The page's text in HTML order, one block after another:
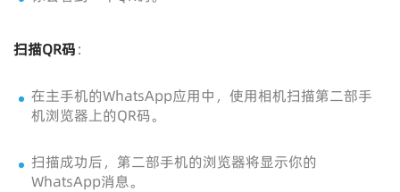
扫描QR码：
在主手机的WhatsApp应用中，使用相机扫描第二部手
机浏览器上的QR码。
扫描成功后，第二部手机的浏览器将显示你的
WhatsApp消息。